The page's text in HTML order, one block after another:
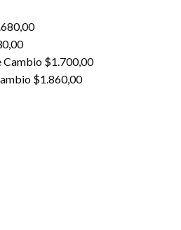
Cambio $1.700,00
$1.860,00